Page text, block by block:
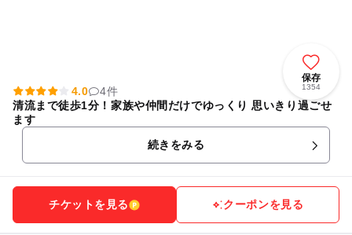
保存
1354
4.0
4件
清流まで徒歩1分！家族や仲間だけでゆっくり 思いきり過ごせ
ます
続きをみる
チケットを見る クーポンを見る